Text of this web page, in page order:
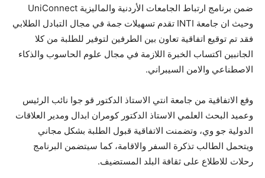
ضمن برنامج ارتباط الجامعات الأردنية والماليزية UniConnect
وحيث ان جامعة INTI تقدم تسهيلات جمة في مجال التبادل الطلابي
فقد تم توقيع اتفاقية تعاون بين الطرفين لتوفير للطلبة من كلا
الجانبين اكتساب الخبرة اللازمة في مجال علوم الحاسوب والذكاء
الاصطناعي والامن السيبراني.
وقع الاتفاقية من جامعة انتي الاستاذ الدكتور قو جوا نائب الرئيس
وعميد البحث العلمي الاستاذ الدكتور كومران ابدال ومدير العلاقات
الدولية جو وي، وتضمنت الاتفاقية قبول الطلبة بشكل مجاني
ويتحمل الطالب تذكرة السفر والاقامة، كما سيتضمن البرنامج
رحلات للاطلاع على ثقافة البلد المستضيف.